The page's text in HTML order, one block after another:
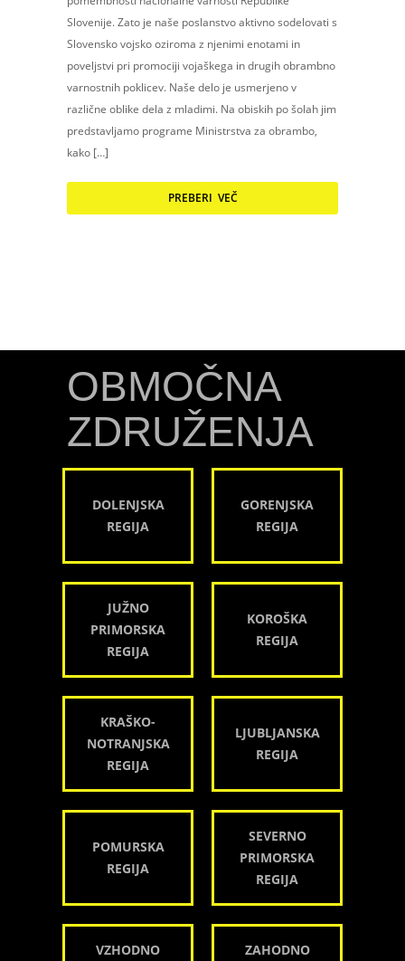
Slovenije. Zato je naše poslanstvo aktivno sodelovati s
Slovensko vojsko oziroma z njenimi enotami in
poveljstvi pri promociji vojaškega in drugih obrambno
varnostnih poklicev. Naše delo je usmerjeno v
različne oblike dela z mladimi. Na obiskih po šolah jim
predstavljamo programe Ministrstva za obrambo,
kako […]
PREBERI VEČ
OBMOČNA
ZDRUŽENJA
DOLENJSKA
REGIJA
GORENJSKA
REGIJA
JUŽNO
PRIMORSKA
REGIJA
KOROŠKA
REGIJA
KRAŠKO-
NOTRANJSKA
REGIJA
LJUBLJANSKA
REGIJA
POMURSKA
REGIJA
SEVERNO
PRIMORSKA
REGIJA
VZHODNO
ZAHODNO